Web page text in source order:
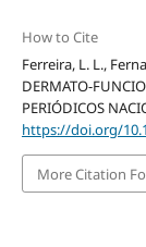
How to Cite
Ferreira, L. L.,
DERMATO-
PERIÓDICOS
https://doi.org/
More Citation